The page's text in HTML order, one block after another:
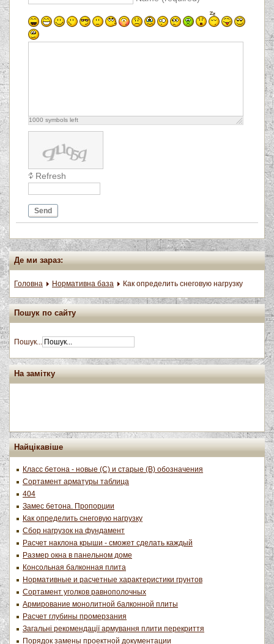
1000 symbols left
Refresh
Send
Де ми зараз:
Головна Нормативна база Как определить снеговую нагрузку
Пошук по сайту
Пошук...
На замітку
Найцікавіше
Класс бетона - новые (С) и старые (В) обозначения
Сортамент арматуры таблица
404
Замес бетона. Пропорции
Как определить снеговую нагрузку
Сбор нагрузок на фундамент
Расчет наклона крыши - сможет сделать каждый
Размер окна в панельном доме
Консольная балконная плита
Нормативные и расчетные характеристики грунтов
Сортамент уголков равнополочных
Армирование монолитной балконной плиты
Расчет глубины промерзания
Загальні рекомендації армування плити перекриття
Порядок замены проектной документации